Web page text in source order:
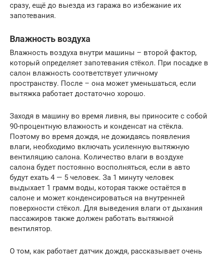
сразу, ещё до выезда из гаража во избежание их
запотевания.
Влажность воздуха
Влажность воздуха внутри машины – второй фактор,
который определяет запотевания стёкол. При посадке в
салон влажность соответствует уличному
пространству. После – она может уменьшаться, если
вытяжка работает достаточно хорошо.
Заходя в машину во время ливня, вы приносите с собой
90-процентную влажность и конденсат на стёкла.
Поэтому во время дождя, не дожидаясь появления
влаги, необходимо включать усиленную вытяжную
вентиляцию салона. Количество влаги в воздухе
салона будет постоянно восполняться, если в авто
будут ехать 4 — 5 человек. За 1 минуту человек
выдыхает 1 грамм воды, которая также остаётся в
салоне и может конденсироваться на внутренней
поверхности стёкол. Для выведения влаги от дыхания
пассажиров также должен работать вытяжной
вентилятор.
О том, как работает датчик дождя, рассказывает очень